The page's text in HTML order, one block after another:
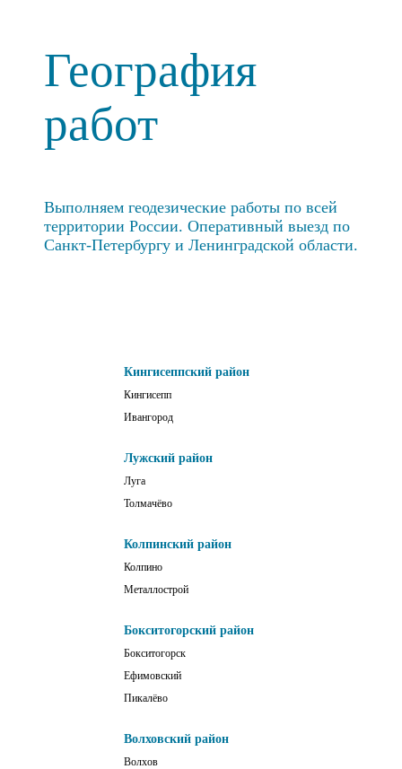
География
работ
Выполняем геодезические работы по всей
территории России. Оперативный выезд по
Санкт-Петербургу и Ленинградской области.
Кингисеппский район
Кингисепп
Ивангород
Лужский район
Луга
Толмачёво
Колпинский район
Колпино
Металлострой
Бокситогорский район
Бокситогорск
Ефимовский
Пикалёво
Волховский район
Волхов